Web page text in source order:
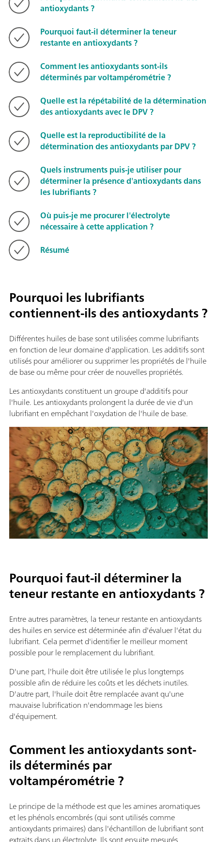
antioxydants ?
Pourquoi faut-il déterminer la teneur
restante en antioxydants ?
Comment les antioxydants sont-ils
déterminés par voltampérométrie ?
Quelle est la répétabilité de la détermination
des antioxydants avec le DPV ?
Quelle est la reproductibilité de la
détermination des antioxydants par DPV ?
Quels instruments puis-je utiliser pour
déterminer la présence d'antioxydants dans
les lubrifiants ?
Où puis-je me procurer l'électrolyte
nécessaire à cette application ?
Résumé
Pourquoi les lubrifiants
contiennent-ils des antioxydants ?
Différentes huiles de base sont utilisées comme lubrifiants
en fonction de leur domaine d'application. Les additifs sont
utilisés pour améliorer ou supprimer les propriétés de l'huile
de base ou même pour créer de nouvelles propriétés.
Les antioxydants constituent un groupe d'additifs pour
l'huile. Les antioxydants prolongent la durée de vie d'un
lubrifiant en empêchant l'oxydation de l'huile de base.
Pourquoi faut-il déterminer la
teneur restante en antioxydants ?
Entre autres paramètres, la teneur restante en antioxydants
des huiles en service est déterminée afin d'évaluer l'état du
lubrifiant. Cela permet d'identifier le meilleur moment
possible pour le remplacement du lubrifiant.
D'une part, l'huile doit être utilisée le plus longtemps
possible afin de réduire les coûts et les déchets inutiles.
D'autre part, l'huile doit être remplacée avant qu'une
mauvaise lubrification n'endommage les biens
d'équipement.
Comment les antioxydants sont-
ils déterminés par
voltampérométrie ?
Le principe de la méthode est que les amines aromatiques
et les phénols encombrés (qui sont utilisés comme
antioxydants primaires) dans l'échantillon de lubrifiant sont